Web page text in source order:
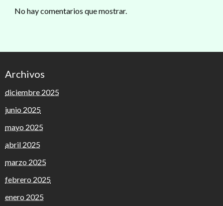
No hay comentarios que mostrar.
Archivos
diciembre 2025
junio 2025
mayo 2025
abril 2025
marzo 2025
febrero 2025
enero 2025